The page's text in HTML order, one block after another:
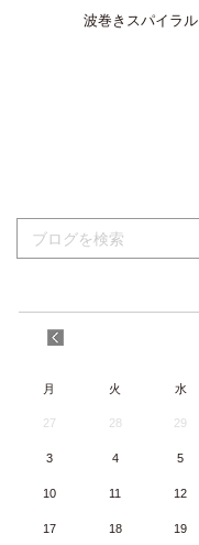
波巻きスパイラル
月 火 水
27 28 29
3 4 5
10 11 12
17 18 19